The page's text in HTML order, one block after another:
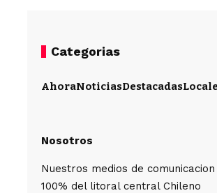
Categorias
AhoraNoticiasDestacadas
Nosotros
Nuestros medios de
100% del litoral central Chileno